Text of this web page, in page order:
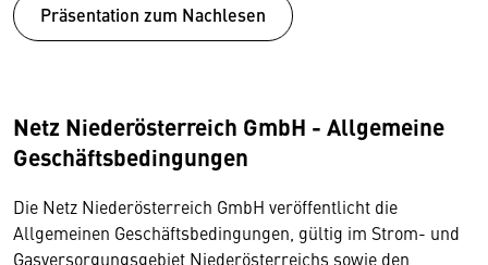
Präsentation zum Nachlesen
Netz Niederösterreich GmbH - Allgemeine
Geschäftsbedingungen
Die Netz Niederösterreich GmbH veröffentlicht die
Allgemeinen Geschäftsbedingungen, gültig im Strom- und
Gasversorgungsgebiet Niederösterreichs sowie den